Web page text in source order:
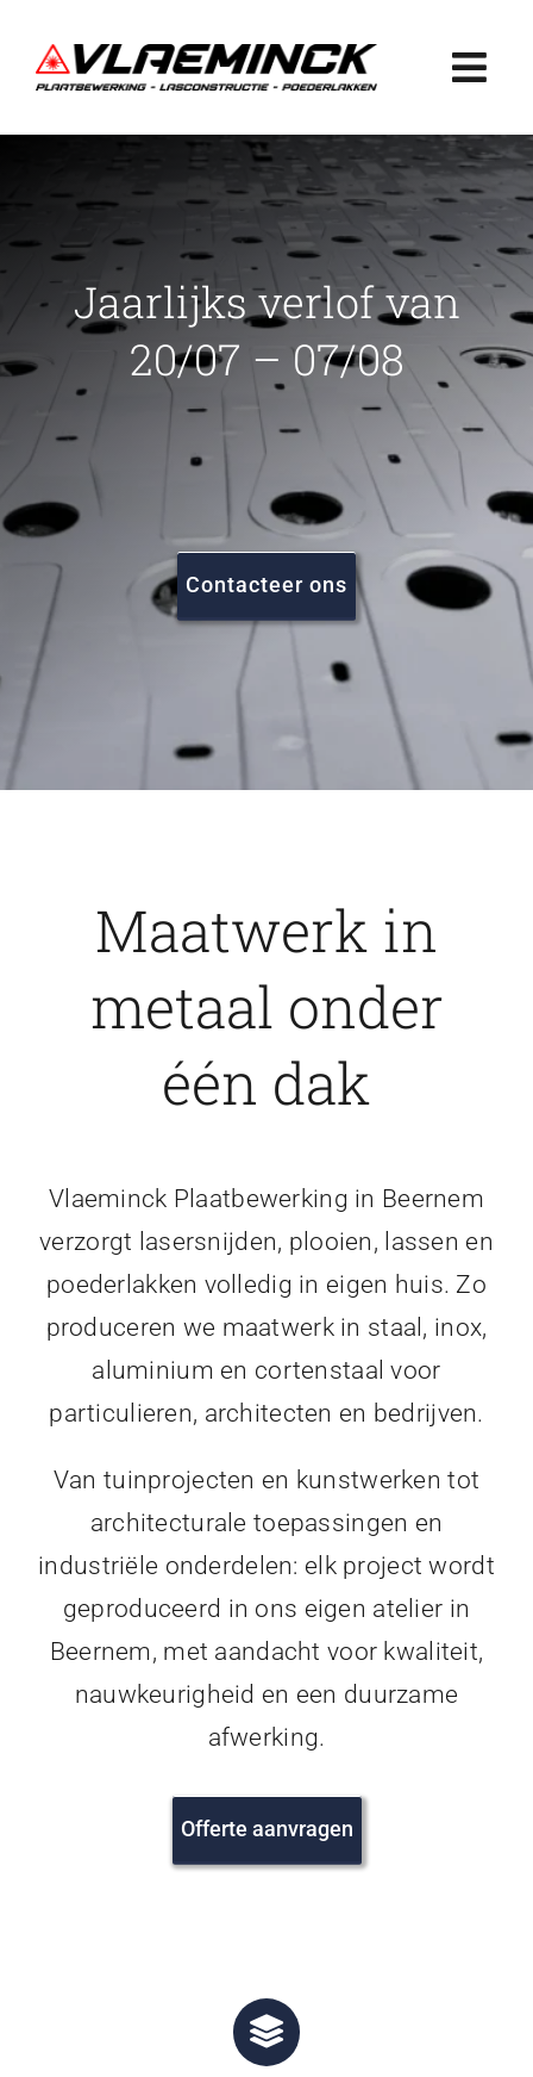
naar
inhoud
Plaatbewerking
Lasconstructie
Poederlakken
Projecten
FAQ
Vacatures
Jaarlijks verlof van
20/07 – 07/08
Contacteer ons
Maatwerk in
metaal onder
één dak
Vlaeminck Plaatbewerking in Beernem
verzorgt lasersnijden, plooien, lassen en
poederlakken volledig in eigen huis. Zo
produceren we maatwerk in staal, inox,
aluminium en cortenstaal voor
particulieren, architecten en bedrijven.
Van tuinprojecten en kunstwerken tot
architecturale toepassingen en
industriële onderdelen: elk project wordt
geproduceerd in ons eigen atelier in
Beernem, met aandacht voor kwaliteit,
nauwkeurigheid en een duurzame
afwerking.
Offerte aanvragen